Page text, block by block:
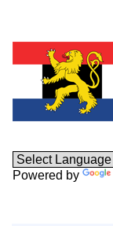
Powered by